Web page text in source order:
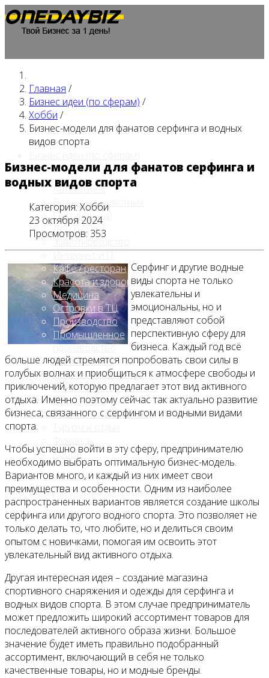
Главная
Автобизнес
Бизнес на животных
Гостиничный
Детские
Животноводство
Кафе / ресторан
Красота и здоровье
Медицина
Островки в ТЦ
Производство
Промышленное
производство
Развлечения
Сельское хозяйство
Строительство, ремонт
Сфера услуг
Торговля и магазины
Хобби
Блог
Контакты
Главная /
Бизнес идеи (по сферам) /
Хобби /
Бизнес-модели для фанатов серфинга и водных
видов спорта
Бизнес-модели для фанатов серфинга и
водных видов спорта
Категория: Хобби
23 октября 2024
Просмотров: 353
Серфинг и другие водные
виды спорта не только
увлекательны и
эмоциональны, но и
представляют собой
перспективную сферу для
бизнеса. Каждый год всё
больше людей стремятся попробовать свои силы в
голубых волнах и приобщиться к атмосфере свободы и
приключений, которую предлагает этот вид активного
отдыха. Именно поэтому сейчас так актуально развитие
бизнеса, связанного с серфингом и водными видами
спорта.
Чтобы успешно войти в эту сферу, предпринимателю
необходимо выбрать оптимальную бизнес-модель.
Вариантов много, и каждый из них имеет свои
преимущества и особенности. Одним из наиболее
распространенных вариантов является создание школы
серфинга или другого водного спорта. Это позволяет не
только делать то, что любите, но и делиться своим
опытом с новичками, помогая им освоить этот
увлекательный вид активного отдыха.
Другая интересная идея – создание магазина
спортивного снаряжения и одежды для серфинга и
водных видов спорта. В этом случае предприниматель
может предложить широкий ассортимент товаров для
последователей активного образа жизни. Большое
значение будет иметь правильно подобранный
ассортимент, включающий в себя не только
качественные товары, но и модные бренды.